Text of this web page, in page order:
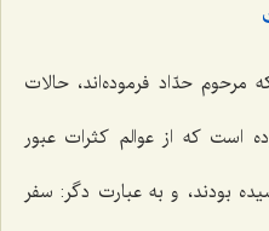
مرحوم حدّاد فرموده‌اند، حالات
است که از عوالم کثرات عبور
بودند، و به عبارت دگر: سفر